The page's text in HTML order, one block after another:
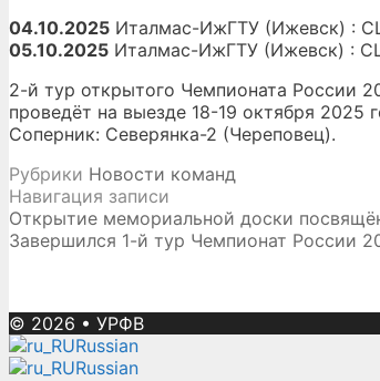
04.10.2025 Италмас-ИжГТУ (Ижевск) :
05.10.2025 Италмас-ИжГТУ (Ижевск) :
2-й тур открытого Чемпионата России
проведёт на выезде 18-19 октября 2025
Соперник: Северянка-2 (Череповец).
Рубрики Новости команд
Навигация записи
Открытие мемориальной доски
Завершился 1-й тур Чемпионат России
© 2026 • УРФВ
Russian
Russian